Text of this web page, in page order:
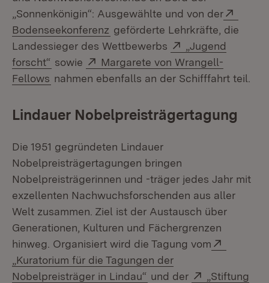
„Sonnenkönigin“: Ausgewählte und von der
Bodenseekonferenz (Öffnet in neuem Fenster)
geförderte Lehrkräfte, die
Landessieger des Wettbewerbs
Extern:
„Jugend
forscht“ (Öffnet in neuem Fenster)
sowie Extern:
Margarete von Wrangell-
Fellows (Öffnet in neuem Fenster)
nahmen ebenfalls an der Schifffahrt teil.
Lindauer Nobelpreisträgertagung
Die 1951 gegründeten Lindauer
Nobelpreisträgertagungen bringen
Nobelpreisträgerinnen und -träger jedes Jahr mit
exzellenten Nachwuchsforschenden aus aller
Welt zusammen. Ziel ist der Austausch über
Generationen, Kulturen und Fächergrenzen
hinweg. Organisiert wird die Tagung vom
„Kuratorium für die Tagungen der
Nobelpreisträger in Lindau“ (Öffnet in neuem
und der Extern:
„Stiftung